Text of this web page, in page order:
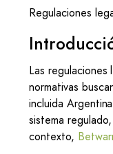
Regulaciones
Las
normativas
incluida
sistema
contexto,